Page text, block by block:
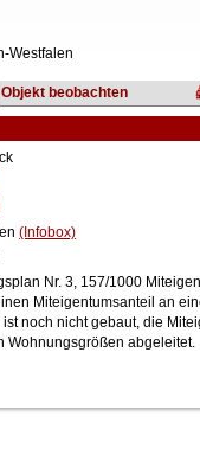
Westfalen
Objekt beobachten
(Infobox)
Nr. 3, 157/1000
Miteigentumsanteil an
noch nicht gebaut, die
Wohnungsgrößen abgeleitet.